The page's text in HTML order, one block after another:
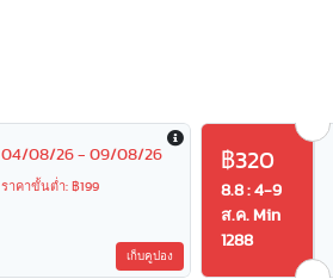
04/08/26 - 09/08/26
ราคาขั้นต่ำ: ฿199
เก็บคูปอง
฿320
8.8 : 4-9
ส.ค. Min
1288